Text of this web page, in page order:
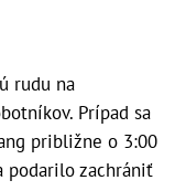
rudu na
Prípad sa
približne o 3:00
podarilo zachrániť